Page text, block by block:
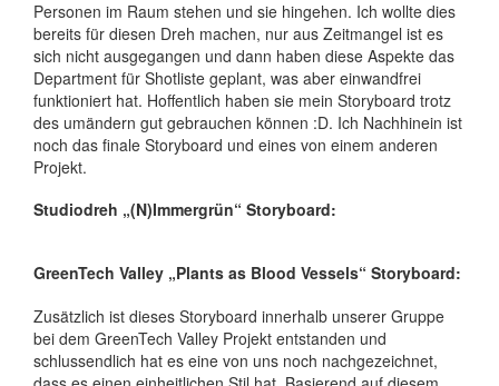
Personen im Raum stehen und sie hingehen. Ich wollte dies
bereits für diesen Dreh machen, nur aus Zeitmangel ist es
sich nicht ausgegangen und dann haben diese Aspekte das
Department für Shotliste geplant, was aber einwandfrei
funktioniert hat. Hoffentlich haben sie mein Storyboard trotz
des umändern gut gebrauchen können :D. Ich Nachhinein ist
noch das finale Storyboard und eines von einem anderen
Projekt.
Studiodreh „(N)Immergrün“ Storyboard:
GreenTech Valley „Plants as Blood Vessels“ Storyboard:
Zusätzlich ist dieses Storyboard innerhalb unserer Gruppe
bei dem GreenTech Valley Projekt entstanden und
schlussendlich hat es eine von uns noch nachgezeichnet,